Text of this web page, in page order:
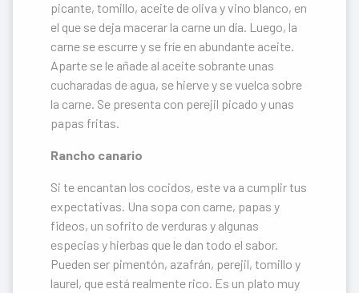
picante, tomillo, aceite de oliva y vino blanco, en
el que se deja macerar la carne un día. Luego, la
carne se escurre y se fríe en abundante aceite.
Aparte se le añade al aceite sobrante unas
cucharadas de agua, se hierve y se vuelca sobre
la carne. Se presenta con perejil picado y unas
papas fritas.
Rancho canario
Si te encantan los cocidos, este va a cumplir tus
expectativas. Una sopa con carne, papas y
fideos, un sofrito de verduras y algunas
especias y hierbas que le dan todo el sabor.
Pueden ser pimentón, azafrán, perejil, tomillo y
laurel, que está realmente rico. Es un plato muy